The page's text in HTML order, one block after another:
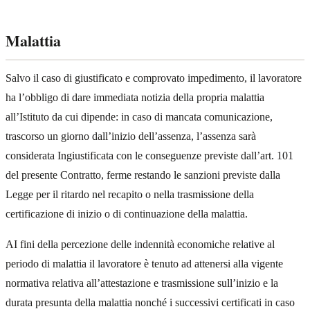
Malattia
Salvo il caso di giustificato e comprovato impedimento, il lavoratore
ha l’obbligo di dare immediata notizia della propria malattia
all’Istituto da cui dipende: in caso di mancata comunicazione,
trascorso un giorno dall’inizio dell’assenza, l’assenza sarà
considerata Ingiustificata con le conseguenze previste dall’art. 101
del presente Contratto, ferme restando le sanzioni previste dalla
Legge per il ritardo nel recapito o nella trasmissione della
certificazione di inizio o di continuazione della malattia.
AI fini della percezione delle indennità economiche relative al
periodo di malattia il lavoratore è tenuto ad attenersi alla vigente
normativa relativa all’attestazione e trasmissione sull’inizio e la
durata presunta della malattia nonché i successivi certificati in caso